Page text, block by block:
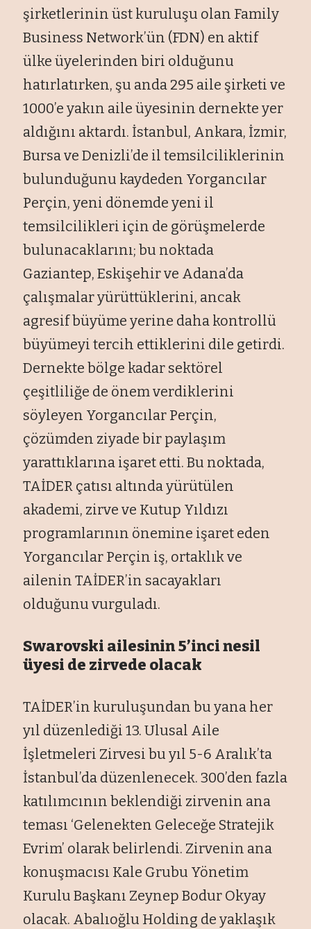
şirketlerinin üst kuruluşu olan Family
Business Network’ün (FDN) en aktif
ülke üyelerinden biri olduğunu
hatırlatırken, şu anda 295 aile şirketi ve
1000’e yakın aile üyesinin dernekte yer
aldığını aktardı. İstanbul, Ankara, İzmir,
Bursa ve Denizli’de il temsilciliklerinin
bulunduğunu kaydeden Yorgancılar
Perçin, yeni dönemde yeni il
temsilcilikleri için de görüşmelerde
bulunacaklarını; bu noktada
Gaziantep, Eskişehir ve Adana’da
çalışmalar yürüttüklerini, ancak
agresif büyüme yerine daha kontrollü
büyümeyi tercih ettiklerini dile getirdi.
Dernekte bölge kadar sektörel
çeşitliliğe de önem verdiklerini
söyleyen Yorgancılar Perçin,
çözümden ziyade bir paylaşım
yarattıklarına işaret etti. Bu noktada,
TAİDER çatısı altında yürütülen
akademi, zirve ve Kutup Yıldızı
programlarının önemine işaret eden
Yorgancılar Perçin iş, ortaklık ve
ailenin TAİDER’in sacayakları
olduğunu vurguladı.
Swarovski ailesinin 5’inci nesil
üyesi de zirvede olacak
TAİDER’in kuruluşundan bu yana her
yıl düzenlediği 13. Ulusal Aile
İşletmeleri Zirvesi bu yıl 5-6 Aralık’ta
İstanbul’da düzenlenecek. 300’den fazla
katılımcının beklendiği zirvenin ana
teması ‘Gelenekten Geleceğe Stratejik
Evrim’ olarak belirlendi. Zirvenin ana
konuşmacısı Kale Grubu Yönetim
Kurulu Başkanı Zeynep Bodur Okyay
olacak. Abalıoğlu Holding de yaklaşık